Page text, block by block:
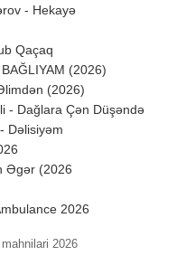
- Hekayə
Qaçaq
(2026)
(2026)
- Dağlara Çən Düşəndə
Dəlisiyəm
Əgər (2026
2026
2026